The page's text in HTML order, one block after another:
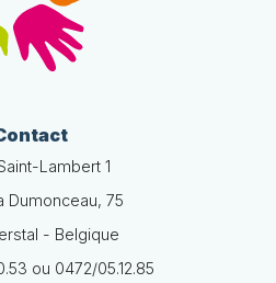
Lambert 1
Dumonceau, 75
- Belgique
ou 0472/05.12.85